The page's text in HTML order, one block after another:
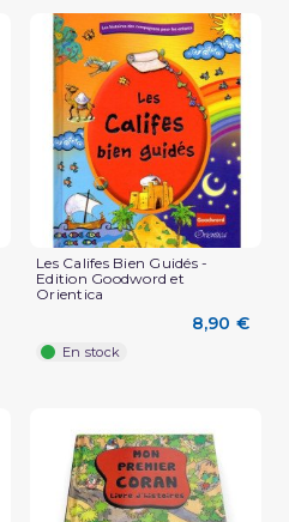
Les Califes Bien Guidés -
Edition Goodword et
Orientica
8,90 €
En stock